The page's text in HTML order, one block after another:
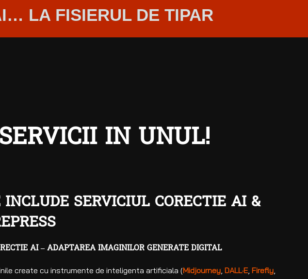
LA FISIERUL DE TIPAR
IN UNUL!
INCLUDE SERVICIUL CORECTIE AI &
AI – ADAPTAREA IMAGINILOR GENERATE DIGITAL
create cu instrumente de inteligenta artificiala (Midjourney DALL·E Firefly